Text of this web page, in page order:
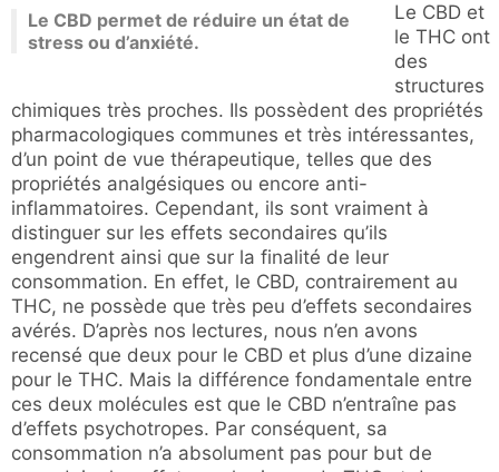
Le CBD permet de réduire un état de
stress ou d’anxiété.
Le CBD et
le THC ont
des
structures
chimiques très proches. Ils possèdent des propriétés
pharmacologiques communes et très intéressantes,
d’un point de vue thérapeutique, telles que des
propriétés analgésiques ou encore anti-
inflammatoires. Cependant, ils sont vraiment à
distinguer sur les effets secondaires qu’ils
engendrent ainsi que sur la finalité de leur
consommation. En effet, le CBD, contrairement au
THC, ne possède que très peu d’effets secondaires
avérés. D’après nos lectures, nous n’en avons
recensé que deux pour le CBD et plus d’une dizaine
pour le THC. Mais la différence fondamentale entre
ces deux molécules est que le CBD n’entraîne pas
d’effets psychotropes. Par conséquent, sa
consommation n’a absolument pas pour but de